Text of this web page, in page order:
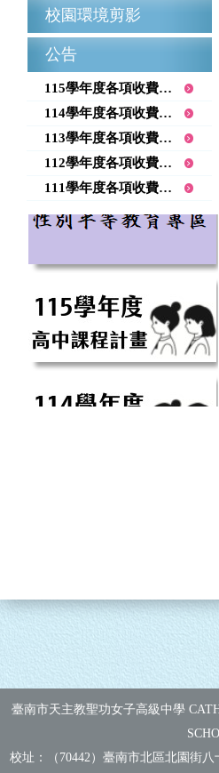
校園環境剪影
公告
115學年度各項收費項目公告
114學年度各項收費項目公告
113學年度各項收費項目公告
112學年度各項收費項目公告
111學年度各項收費項目公告
臺南市天主教聖功女子高級中學
校址：（70442）臺南市北區北園街